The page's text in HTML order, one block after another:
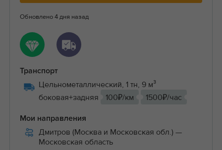
Обновлено 4 дня назад
Транспорт
Цельнометаллический, 1 тн, 9 м³
боковая+задняя
100₽/км 1500₽/час
Мои направления
Дмитров (Москва и Московская обл.) —
Московская область